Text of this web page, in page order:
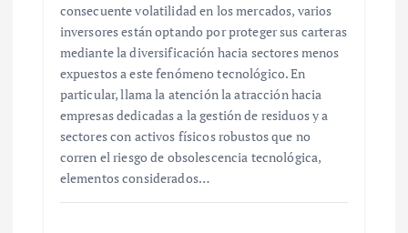
consecuente volatilidad en los mercados, varios
inversores están optando por proteger sus carteras
mediante la diversificación hacia sectores menos
expuestos a este fenómeno tecnológico. En
particular, llama la atención la atracción hacia
empresas dedicadas a la gestión de residuos y a
sectores con activos físicos robustos que no
corren el riesgo de obsolescencia tecnológica,
elementos considerados…